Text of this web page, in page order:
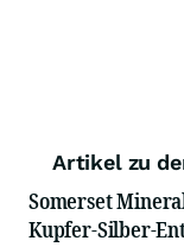
Artikel zu
Somerset
Kupfer-Silber-